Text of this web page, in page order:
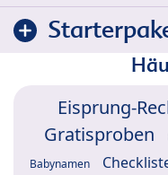
Eisprung-
Gratisproben
Babynamen